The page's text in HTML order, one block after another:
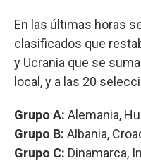
En las últimas horas
clasificados que
y Ucrania que se
local, y a las 20
Grupo A: Alemania,
Grupo B: Albania,
Grupo C: Dinamarca,